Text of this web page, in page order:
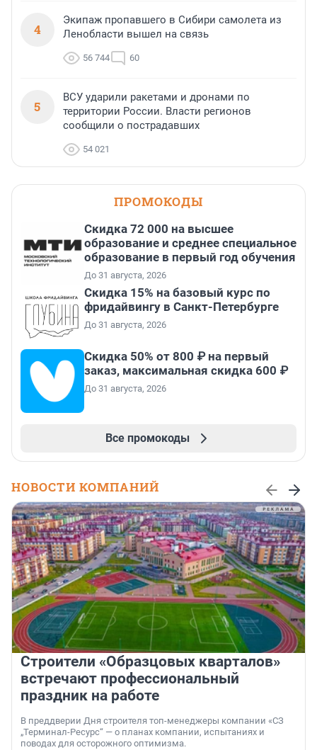
4
Экипаж пропавшего в Сибири самолета из
Ленобласти вышел на связь
56 744 60
5
ВСУ ударили ракетами и дронами по
территории России. Власти регионов
сообщили о пострадавших
54 021
ПРОМОКОДЫ
Скидка 72 000 на высшее
образование и среднее специальное
образование в первый год обучения
До 31 августа, 2026
Скидка 15% на базовый курс по
фридайвингу в Санкт-Петербурге
До 31 августа, 2026
Скидка 50% от 800 ₽ на первый
заказ, максимальная скидка 600 ₽
До 31 августа, 2026
Все промокоды
НОВОСТИ КОМПАНИЙ
Строители «Образцовых кварталов»
встречают профессиональный
праздник на работе
В преддверии Дня строителя топ-менеджеры компании «СЗ
„Терминал-Ресурс“ — о планах компании, испытаниях и
поводах для осторожного оптимизма.